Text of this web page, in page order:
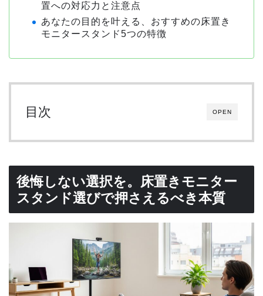
置への対応力と注意点
あなたの目的を叶える、おすすめの床置き
モニタースタンド5つの特徴
OPEN
目次
後悔しない選択を。床置きモニター
スタンド選びで押さえるべき本質